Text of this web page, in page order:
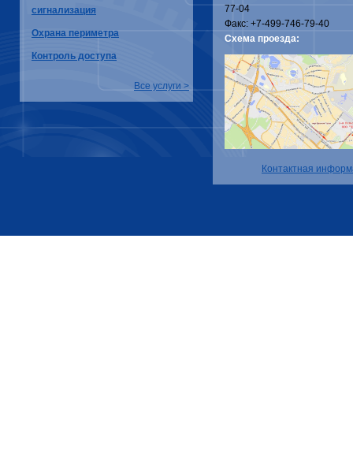
сигнализация
Охрана периметра
Контроль доступа
Все услуги >
77-04
Факс: +7-499-746-79-40
Схема проезда:
Контактная